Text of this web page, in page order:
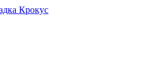
Крокус